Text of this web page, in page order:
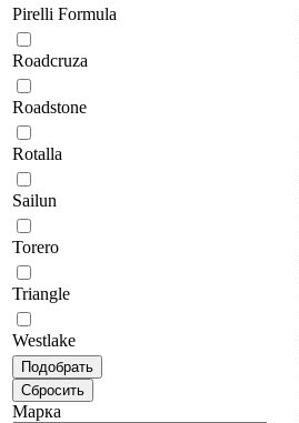
Pirelli Formula
Roadcruza
Roadstone
Rotalla
Sailun
Torero
Triangle
Westlake
Марка